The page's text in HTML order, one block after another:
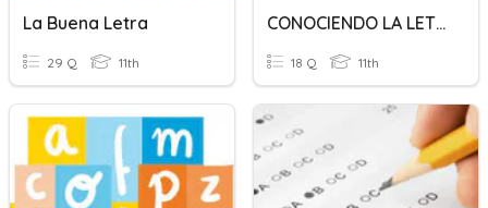
La Buena Letra
29 Q 11th
CONOCIENDO LA LETRA "M"
18 Q 11th